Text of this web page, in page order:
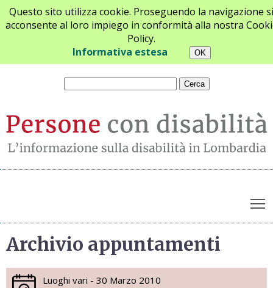
Questo sito utilizza cookie. Proseguendo la navigazione si
acconsente al loro impiego in conformità alla nostra
Policy.
Informativa estesa
Chi siamo Newsletter Contatti
Archivio appuntamenti
Luoghi vari - 30 Marzo 2010